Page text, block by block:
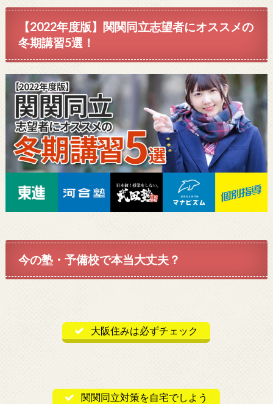
【2022年度版】関関同立志望者にオススメの
冬期講習5選！
今の塾・予備校で本当大丈夫？
大阪住みは必ずチェック
関関同立対策を自宅でしよう